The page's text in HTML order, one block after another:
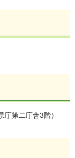
第二庁舎3階）